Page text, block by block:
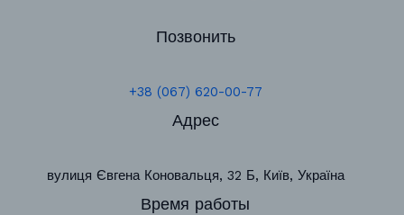
Позвонить
+38 (067) 620-00-77
Адрес
вулиця Євгена Коновальця, 32 Б, Київ, Україна
Время работы